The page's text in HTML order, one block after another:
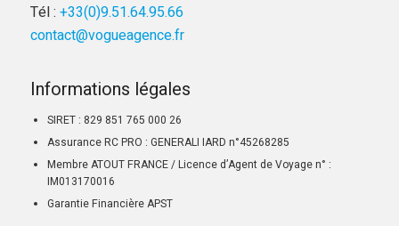
Tél : +33(0)9.51.64.95.66
contact@vogueagence.fr
Informations légales
SIRET : 829 851 765 000 26
Assurance RC PRO : GENERALI IARD n°45268285
Membre ATOUT FRANCE / Licence d’Agent de Voyage n° :
IM013170016
Garantie Financière APST